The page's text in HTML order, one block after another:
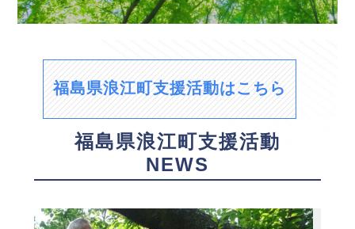
福島県浪江町支援活動はこちら
福島県浪江町支援活動
NEWS